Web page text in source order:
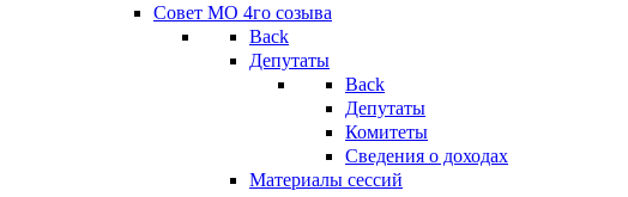
Совет МО 4го созыва
Back
Депутаты
Back
Депутаты
Комитеты
Сведения о доходах
Материалы сессий